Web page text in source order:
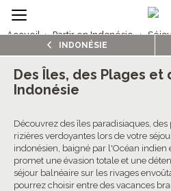
Accueil› Partir en Indonésie›
Séjours Indonésie
Des Îles, des Plages et
Indonésie
Découvrez des îles paradisiaques,
rizières verdoyantes lors de votre
indonésien, baigné par l'Océan indien
promet une évasion totale et une
séjour balnéaire sur les rivages
pourrez choisir entre des vacances
INDONÉSIE